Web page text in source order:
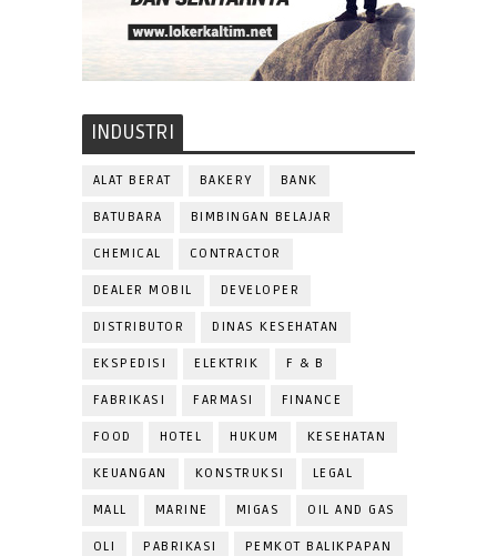
INDUSTRI
ALAT BERAT BAKERY BANK
BATUBARA BIMBINGAN BELAJAR
CHEMICAL CONTRACTOR
DEALER MOBIL DEVELOPER
DISTRIBUTOR DINAS KESEHATAN
EKSPEDISI ELEKTRIK F & B
FABRIKASI FARMASI FINANCE
FOOD HOTEL HUKUM KESEHATAN
KEUANGAN KONSTRUKSI LEGAL
MALL MARINE MIGAS OIL AND GAS
OLI PABRIKASI PEMKOT BALIKPAPAN